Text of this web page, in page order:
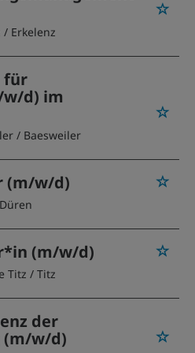
/ Erkelenz
für
d) im
/ Baesweiler
(m/w/d)
(m/w/d)
Titz / Titz
der
(m/w/d)